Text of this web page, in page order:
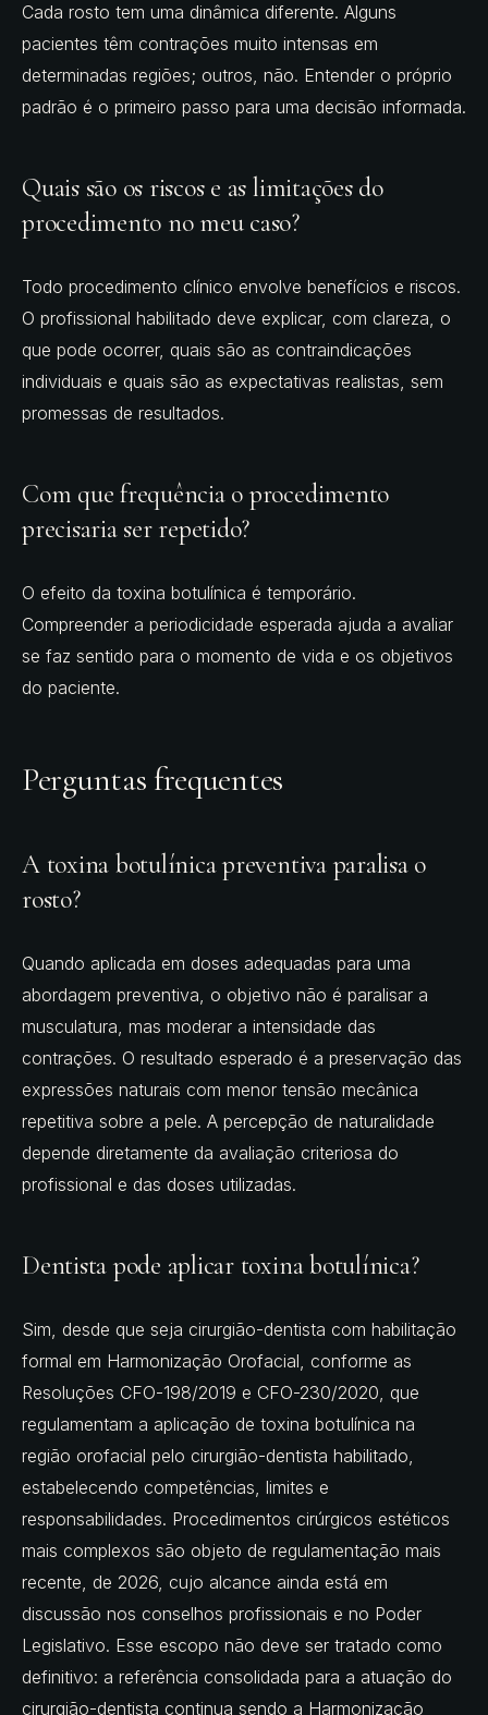
Cada rosto tem uma dinâmica diferente. Alguns
pacientes têm contrações muito intensas em
determinadas regiões; outros, não. Entender o próprio
padrão é o primeiro passo para uma decisão informada.
Quais são os riscos e as limitações do
procedimento no meu caso?
Todo procedimento clínico envolve benefícios e riscos.
O profissional habilitado deve explicar, com clareza, o
que pode ocorrer, quais são as contraindicações
individuais e quais são as expectativas realistas, sem
promessas de resultados.
Com que frequência o procedimento
precisaria ser repetido?
O efeito da toxina botulínica é temporário.
Compreender a periodicidade esperada ajuda a avaliar
se faz sentido para o momento de vida e os objetivos
do paciente.
Perguntas frequentes
A toxina botulínica preventiva paralisa o
rosto?
Quando aplicada em doses adequadas para uma
abordagem preventiva, o objetivo não é paralisar a
musculatura, mas moderar a intensidade das
contrações. O resultado esperado é a preservação das
expressões naturais com menor tensão mecânica
repetitiva sobre a pele. A percepção de naturalidade
depende diretamente da avaliação criteriosa do
profissional e das doses utilizadas.
Dentista pode aplicar toxina botulínica?
Sim, desde que seja cirurgião-dentista com habilitação
formal em Harmonização Orofacial, conforme as
Resoluções CFO-198/2019 e CFO-230/2020, que
regulamentam a aplicação de toxina botulínica na
região orofacial pelo cirurgião-dentista habilitado,
estabelecendo competências, limites e
responsabilidades. Procedimentos cirúrgicos estéticos
mais complexos são objeto de regulamentação mais
recente, de 2026, cujo alcance ainda está em
discussão nos conselhos profissionais e no Poder
Legislativo. Esse escopo não deve ser tratado como
definitivo: a referência consolidada para a atuação do
cirurgião-dentista continua sendo a Harmonização